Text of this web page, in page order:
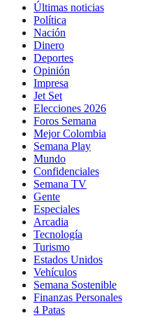
Últimas noticias
Política
Nación
Dinero
Deportes
Opinión
Impresa
Jet Set
Elecciones 2026
Foros Semana
Mejor Colombia
Semana Play
Mundo
Confidenciales
Semana TV
Gente
Especiales
Arcadia
Tecnología
Turismo
Estados Unidos
Vehículos
Semana Sostenible
Finanzas Personales
4 Patas